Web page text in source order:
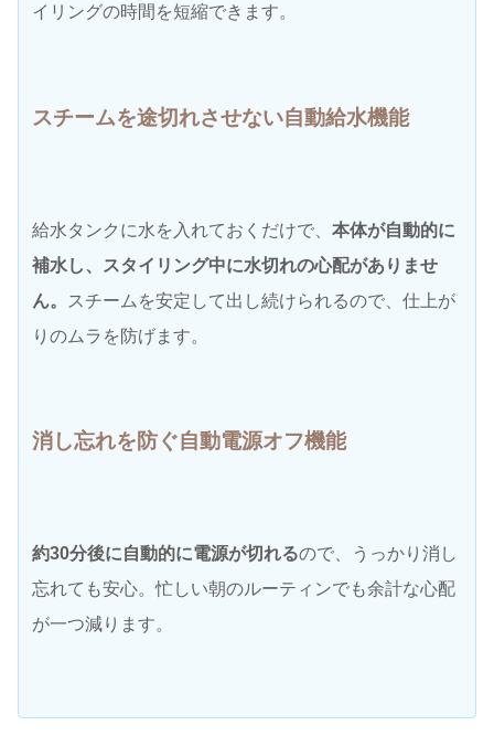
イリングの時間を短縮できます。
スチームを途切れさせない自動給水機能
給水タンクに水を入れておくだけで、 本体が自動的に
補水し、スタイリング中に水切れの心配がありませ
ん。
スチームを安定して出し続けられるので、仕上が
りのムラを防げます。
消し忘れを防ぐ自動電源オフ機能
約30分後に自動的に電源が切れるので、うっかり消し
忘れても安心。忙しい朝のルーティンでも余計な心配
が一つ減ります。